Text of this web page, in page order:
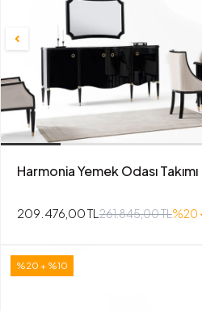
Harmonia Yemek Odası Takımı
209.476,00 TL 261.845,00 TL%20
%20 + %10